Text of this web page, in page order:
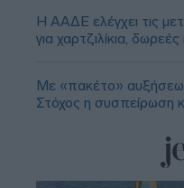
Η ΑΑΔΕ ελέγχει τις
για χαρτζιλίκια,
Με «πακέτο»
Στόχος η συσπείρωση